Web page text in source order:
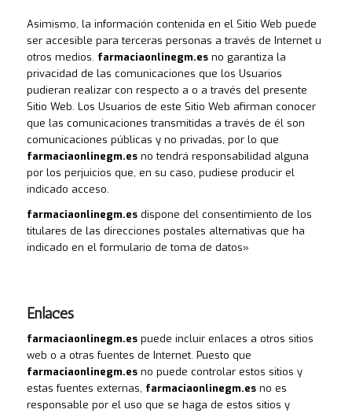
Asimismo, la información contenida en el Sitio Web puede
ser accesible para terceras personas a través de Internet u
otros medios. farmaciaonlinegm.esno garantiza la
privacidad de las comunicaciones que los Usuarios
pudieran realizar con respecto a o a través del presente
Sitio Web. Los Usuarios de este Sitio Web afirman conocer
que las comunicaciones transmitidas a través de él son
comunicaciones públicas y no privadas, por lo que
farmaciaonlinegm.esno tendrá responsabilidad alguna
por los perjuicios que, en su caso, pudiese producir el
indicado acceso.
farmaciaonlinegm.esdispone del consentimiento de los
titulares de las direcciones postales alternativas que ha
indicado en el formulario de toma de datos»
Enlaces
farmaciaonlinegm.espuede incluir enlaces a otros sitios
web o a otras fuentes de Internet. Puesto que
farmaciaonlinegm.esno puede controlar estos sitios y
estas fuentes externas, farmaciaonlinegm.esno es
responsable por el uso que se haga de estos sitios y